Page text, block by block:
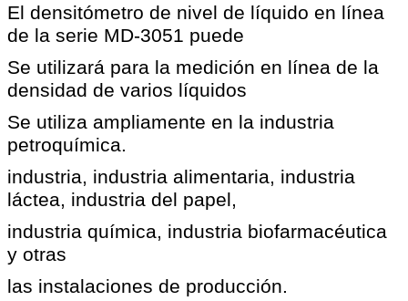
El densitómetro de nivel de líquido en línea
de la serie MD-3051 puede
Se utilizará para la medición en línea de la
densidad de varios líquidos
Se utiliza ampliamente en la industria
petroquímica.
industria, industria alimentaria, industria
láctea, industria del papel,
industria química, industria biofarmacéutica
y otras
las instalaciones de producción.